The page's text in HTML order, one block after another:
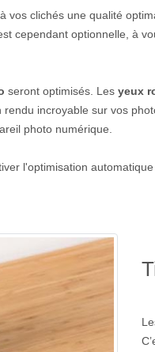
vos clichés une qualité
cependant optionnelle, à
seront optimisés. Les yeux
incroyable sur vos
photo numérique.
l'optimisation